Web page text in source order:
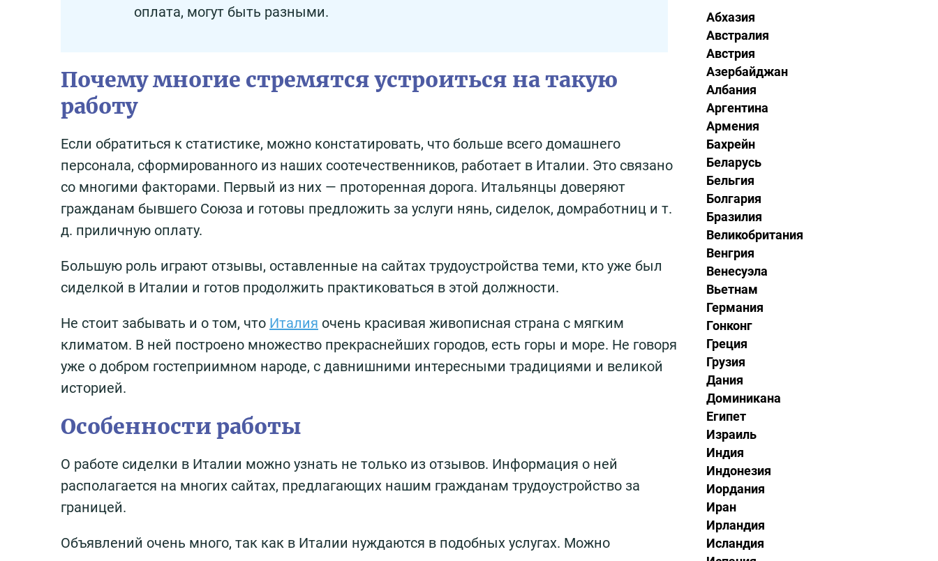
оплата, могут быть разными.
Почему многие стремятся устроиться на такую
работу
Если обратиться к статистике, можно констатировать, что больше всего домашнего
персонала, сформированного из наших соотечественников, работает в Италии. Это связано
со многими факторами. Первый из них — проторенная дорога. Итальянцы доверяют
гражданам бывшего Союза и готовы предложить за услуги нянь, сиделок, домработниц и т.
д. приличную оплату.
Большую роль играют отзывы, оставленные на сайтах трудоустройства теми, кто уже был
сиделкой в Италии и готов продолжить практиковаться в этой должности.
Не стоит забывать и о том, что Италия очень красивая живописная страна с мягким
климатом. В ней построено множество прекраснейших городов, есть горы и море. Не говоря
уже о добром гостеприимном народе, с давнишними интересными традициями и великой
историей.
Особенности работы
О работе сиделки в Италии можно узнать не только из отзывов. Информация о ней
располагается на многих сайтах, предлагающих нашим гражданам трудоустройство за
границей.
Объявлений очень много, так как в Италии нуждаются в подобных услугах. Можно
Абхазия
Австралия
Австрия
Азербайджан
Албания
Аргентина
Армения
Бахрейн
Беларусь
Бельгия
Болгария
Бразилия
Великобритания
Венгрия
Венесуэла
Вьетнам
Германия
Гонконг
Греция
Грузия
Дания
Доминикана
Египет
Израиль
Индия
Индонезия
Иордания
Иран
Ирландия
Исландия